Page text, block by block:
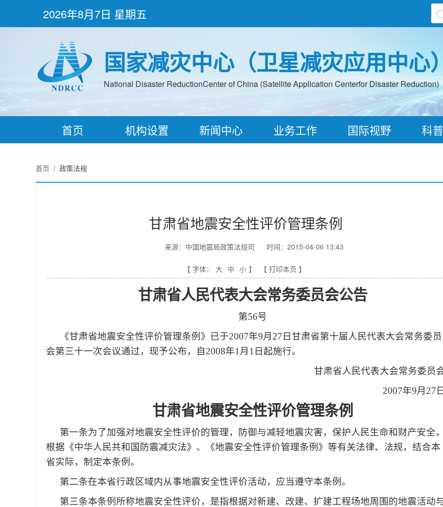
2026年8月7日 星期五
国家减灾中心（卫星减灾应用中心
National Disaster ReductionCenter of China (Satellite Application Centerfor Disaster Reduction)
首页 机构设置 新闻中心 业务工作 国际视野 科
首页 / 政策法规
甘肃省地震安全性评价管理条例
来源：中国地震局政策法规司 时间：2015-04-06 13:43
【 字体： 大 中 小 】 【 打印本页 】
甘肃省人民代表大会常务委员会公告
第56号
《甘肃省地震安全性评价管理条例》已于2007年9月27日甘肃省第十届人民代表大会常务委员
会第三十一次会议通过，现予公布，自2008年1月1日起施行。
甘肃省人民代表大会常务委员
2007年9月27
甘肃省地震安全性评价管理条例
第一条为了加强对地震安全性评价的管理，防御与减轻地震灾害，保护人民生命和财产安全
根据《中华人民共和国防震减灾法》、《地震安全性评价管理条例》等有关法律、法规，结合本
省实际，制定本条例。
第二条在本省行政区域内从事地震安全性评价活动，应当遵守本条例。
第三条本条例所称地震安全性评价，是指根据对新建、改建、扩建工程场地周围的地震活动